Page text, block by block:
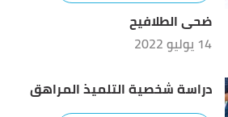
ضحى الطلافيح
14 يوليو 2022
دراسة شخصية التلميذ المراهق